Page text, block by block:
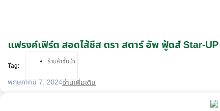
แฟรงค์เฟิร์ต สอดไส้ชีส ตรา สตาร์ อัพ ฟู้ดส์ Star-
Tag: ร้านค้าชั้นนำ
พฤษภาคม 7, 2024อ่านเพิ่มเติม